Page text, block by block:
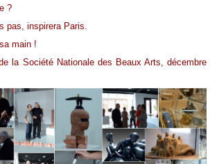
?
pas, inspirera Paris.
main !
la Société Nationale des Beaux Arts, décembre